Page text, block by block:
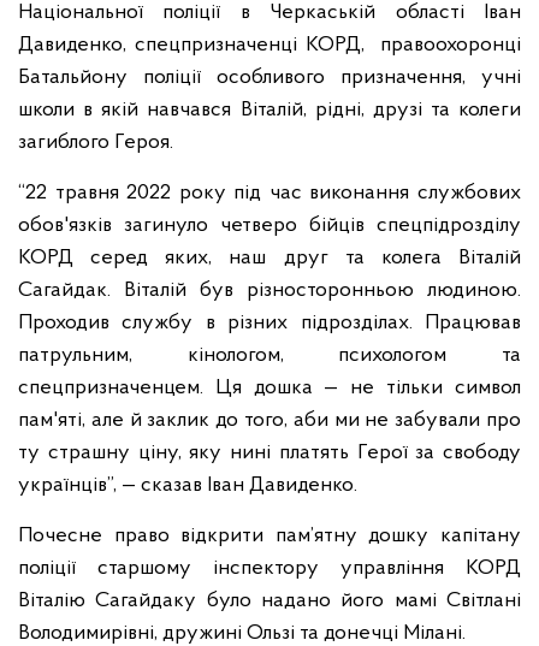
Національної поліції в Черкаській області Іван
Давиденко, спецпризначенці КОРД, правоохоронці
Батальйону поліції особливого призначення, учні
школи в якій навчався Віталій, рідні, друзі та колеги
загиблого Героя.
“22 травня 2022 року під час виконання службових
обов'язків загинуло четверо бійців спецпідрозділу
КОРД серед яких, наш друг та колега Віталій
Сагайдак. Віталій був різносторонньою людиною.
Проходив службу в різних підрозділах. Працював
патрульним, кінологом, психологом та
спецпризначенцем. Ця дошка — не тільки символ
пам'яті, але й заклик до того, аби ми не забували про
ту страшну ціну, яку нині платять Герої за свободу
українців”, — сказав Іван Давиденко.
Почесне право відкрити пам’ятну дошку капітану
поліції старшому інспектору управління КОРД
Віталію Сагайдаку було надано його мамі Світлані
Володимирівні, дружині Ользі та донечці Мілані.